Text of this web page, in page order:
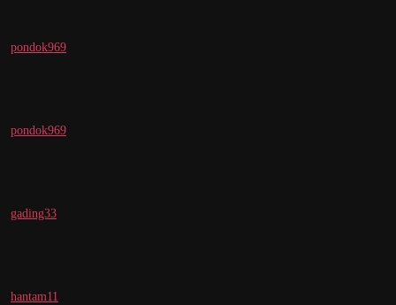
pondok969
pondok969
gading33
hantam11